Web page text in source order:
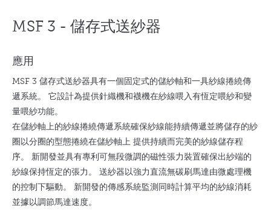
MSF 3 - 儲存式送紗器
應用
MSF 3 儲存式送紗器具有一個固定式的儲紗軸和一具紗線捲繞傳
遞系統。 它設計為提供針織機和襪機在紗線喂入有恆定喂紗和變
量喂紗功能。
在儲紗軸上的紗線捲繞傳遞系統確保紗線能持續傳遞並將儲存的紗
圈以分圈的型態捲繞在儲紗軸上 提供持續而完美的紗線儲存程
序。 新開發並具有專利可無段微調的磁性張力裝置確保出紗端的
紗線保持恆定的張力。 送紗器以強力直流無碳刷馬達由微處理機
的控制下驅動。 新開發的傳感系統監測同時計算平均的紗線消耗
並據以調節馬達速度。